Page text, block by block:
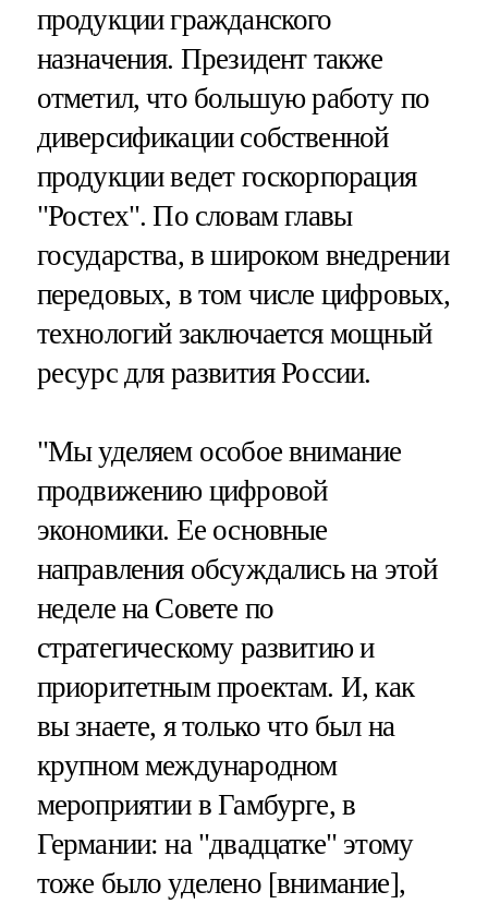
продукции гражданского
назначения. Президент также
отметил, что большую работу по
диверсификации собственной
продукции ведет госкорпорация
"Ростех". По словам главы
государства, в широком внедрении
передовых, в том числе цифровых,
технологий заключается мощный
ресурс для развития России.
"Мы уделяем особое внимание
продвижению цифровой
экономики. Ее основные
направления обсуждались на этой
неделе на Совете по
стратегическому развитию и
приоритетным проектам. И, как
вы знаете, я только что был на
крупном международном
мероприятии в Гамбурге, в
Германии: на "двадцатке" этому
тоже было уделено [внимание],